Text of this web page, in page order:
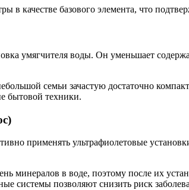
качестве базового элемента, что
умягчителя воды. Он уменьшает
семьи зачастую достаточно
бытовой техники.
применять ультрафиолетовые
минералов в воде, поэтому после их
системы позволяют снизить риск